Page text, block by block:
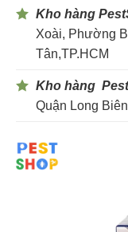
Kho hàng
Xoài, Phường
Tân,TP.HCM
Kho hàng
Quận Long